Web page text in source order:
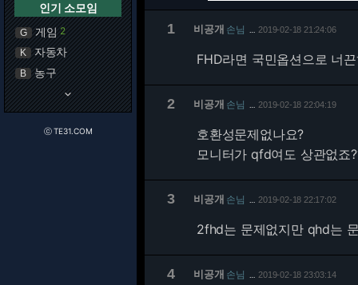
인기 소모임
G 게임 2
K 자동차
B 농구
keyboard_arrow_down
ⓒ TE31.COM
1 비공개 손님 2019-02-18 21:24:06
FHD라면 국민옵션으로 너
2 비공개 손님 2019-02-18 22:04:19
호환성문제없나요?
모니터가 qfd여도 상관없죠
3 비공개 손님 2019-02-18 22:17:02
2fhd는 문제없지만 qhd는
4 비공개 손님 2019-02-18 23:03:14